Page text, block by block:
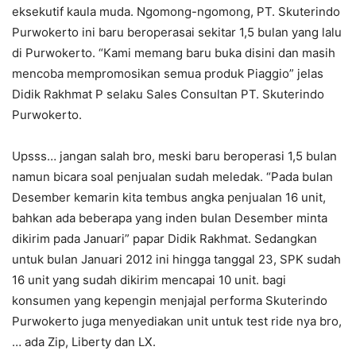
eksekutif kaula muda. Ngomong-ngomong, PT. Skuterindo
Purwokerto ini baru beroperasai sekitar 1,5 bulan yang lalu
di Purwokerto. “Kami memang baru buka disini dan masih
mencoba mempromosikan semua produk Piaggio” jelas
Didik Rakhmat P selaku Sales Consultan PT. Skuterindo
Purwokerto.
Upsss… jangan salah bro, meski baru beroperasi 1,5 bulan
namun bicara soal penjualan sudah meledak. “Pada bulan
Desember kemarin kita tembus angka penjualan 16 unit,
bahkan ada beberapa yang inden bulan Desember minta
dikirim pada Januari” papar Didik Rakhmat. Sedangkan
untuk bulan Januari 2012 ini hingga tanggal 23, SPK sudah
16 unit yang sudah dikirim mencapai 10 unit. bagi
konsumen yang kepengin menjajal performa Skuterindo
Purwokerto juga menyediakan unit untuk test ride nya bro,
… ada Zip, Liberty dan LX.